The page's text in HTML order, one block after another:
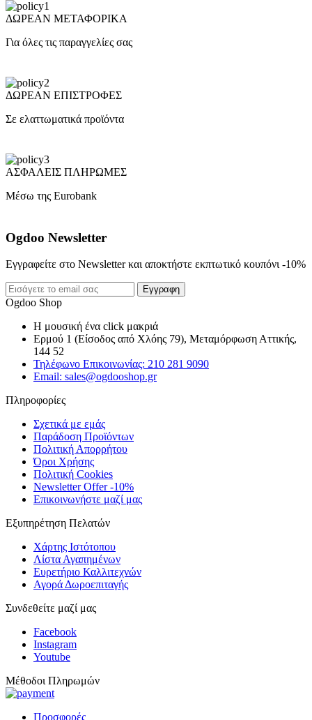
ΔΩΡΕΑΝ ΜΕΤΑΦΟΡΙΚΑ
Για όλες τις παραγγελίες σας
ΔΩΡΕΑΝ ΕΠΙΣΤΡΟΦΕΣ
Σε ελαττωματικά προϊόντα
ΑΣΦΑΛΕΙΣ ΠΛΗΡΩΜΕΣ
Μέσω της Eurobank
Ogdoo Newsletter
Εγγραφείτε στο Newsletter και αποκτήστε εκπτωτικό κουπόνι -10%
Εγγραφη
Ogdoo Shop
Η μουσική ένα click μακριά
Ερμού 1 (Είσοδος από Χλόης 79), Μεταμόρφωση Αττικής,
144 52
Τηλέφωνο Επικοινωνίας: 210 281 9090
Email: sales@ogdooshop.gr
Πληροφορίες
Σχετικά με εμάς
Παράδοση Προϊόντων
Πολιτική Απορρήτου
Όροι Χρήσης
Πολιτική Cookies
Newsletter Offer -10%
Επικοινωνήστε μαζί μας
Εξυπηρέτηση Πελατών
Χάρτης Ιστότοπου
Λίστα Αγαπημένων
Ευρετήριο Καλλιτεχνών
Αγορά Δωροεπιταγής
Συνδεθείτε μαζί μας
Facebook
Instagram
Youtube
Μέθοδοι Πληρωμών
Προσφορές